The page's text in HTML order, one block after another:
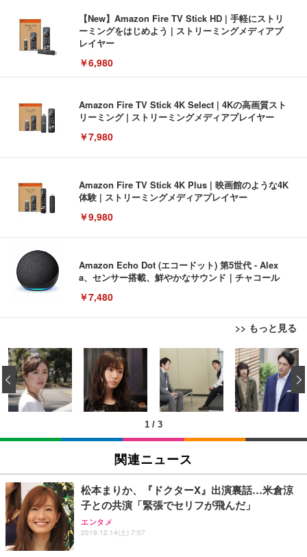
【New】Amazon Fire TV Stick HD | 手軽にストリ
ーミングをはじめよう | ストリーミングメディアプ
レイヤー
￥6,980
Amazon Fire TV Stick 4K Select | 4Kの高画質スト
リーミング | ストリーミングメディアプレイヤー
￥7,980
Amazon Fire TV Stick 4K Plus | 映画館のような4K
体験 | ストリーミングメディアプレイヤー
￥9,980
Amazon Echo Dot (エコードット) 第5世代 - Alex
a、センサー搭載、鮮やかなサウンド｜チャコール
￥7,480
>> もっと見る
[EdoErgo] オフィスチェア 椅子 テレワーク 疲れな
い 跳ね上げ式アームレスト コンパクト 約105度ロッ
キング pc 事務椅子 360度回転 座面昇降 強化ナイロ
ン樹脂ベース 通気性メッシュ 在宅ワーク H-WY01
(黒網+黒枠+黒足)
￥5,699
SIHOO B100 オフィスチェア／デスクチェア メッシ
ュチェア 人間工学 疲れない ブラック
￥27,999
Sezlife オフィスチェア デスクチェア 疲れない テレ
ワーク チェア 強化バックレスト 30度ロッキング機
能 人間工学 椅子 腰サポート 90度跳ね上げ式アーム
EIZO ビジネス向けプレミアムモニター | FlexScan
EV3240X-WT | 31.5型4K UHD・USB Type-C・ホワ
イト
￥105,595
EIZO ビジネス向けプレミアムモニター | FlexScan
￥109,572
【純正品】27"ゲーミングモニター DualSense 充電
フック付き（CFI-ZDM1J）
Amazonベーシック ペットシーツ 薄型 レギュラー 1
回使い捨て 無香料 ホワイト 300枚
￥3,373
Amazonベーシック ペットシーツ 厚型 ワイド 42枚
x2袋(84枚) ホワイト(吸収面:ライトブルー)
￥3,234
ネオ・ルーライフ ネオ・オムツ L 中型犬用 26枚入
り 単品
1 / 3
‹
関連ニュース
松本まりか、『ドクターX』出演裏話…米倉涼
子との共演「緊張でセリフが飛んだ」
エンタメ
2019.12.14(土) 7:07